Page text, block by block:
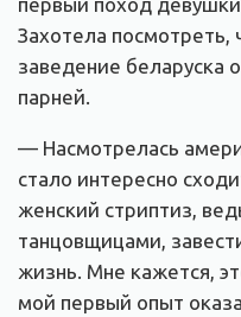
первый поход
Захотела посмотреть,
заведение беларуска
парней.
— Насмотрелась
стало интересно
женский стриптиз,
танцовщицами,
жизнь. Мне кажется,
мой первый опыт